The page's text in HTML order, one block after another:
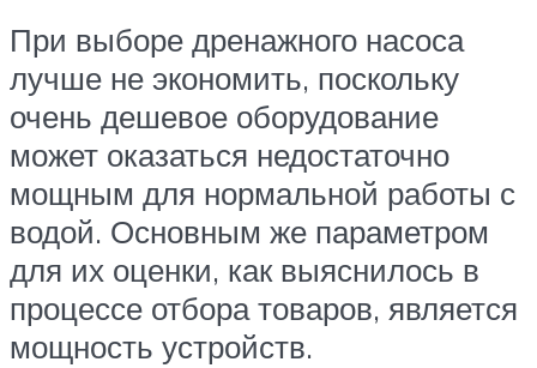
При выборе дренажного насоса
лучше не экономить, поскольку
очень дешевое оборудование
может оказаться недостаточно
мощным для нормальной работы с
водой. Основным же параметром
для их оценки, как выяснилось в
процессе отбора товаров, является
мощность устройств.